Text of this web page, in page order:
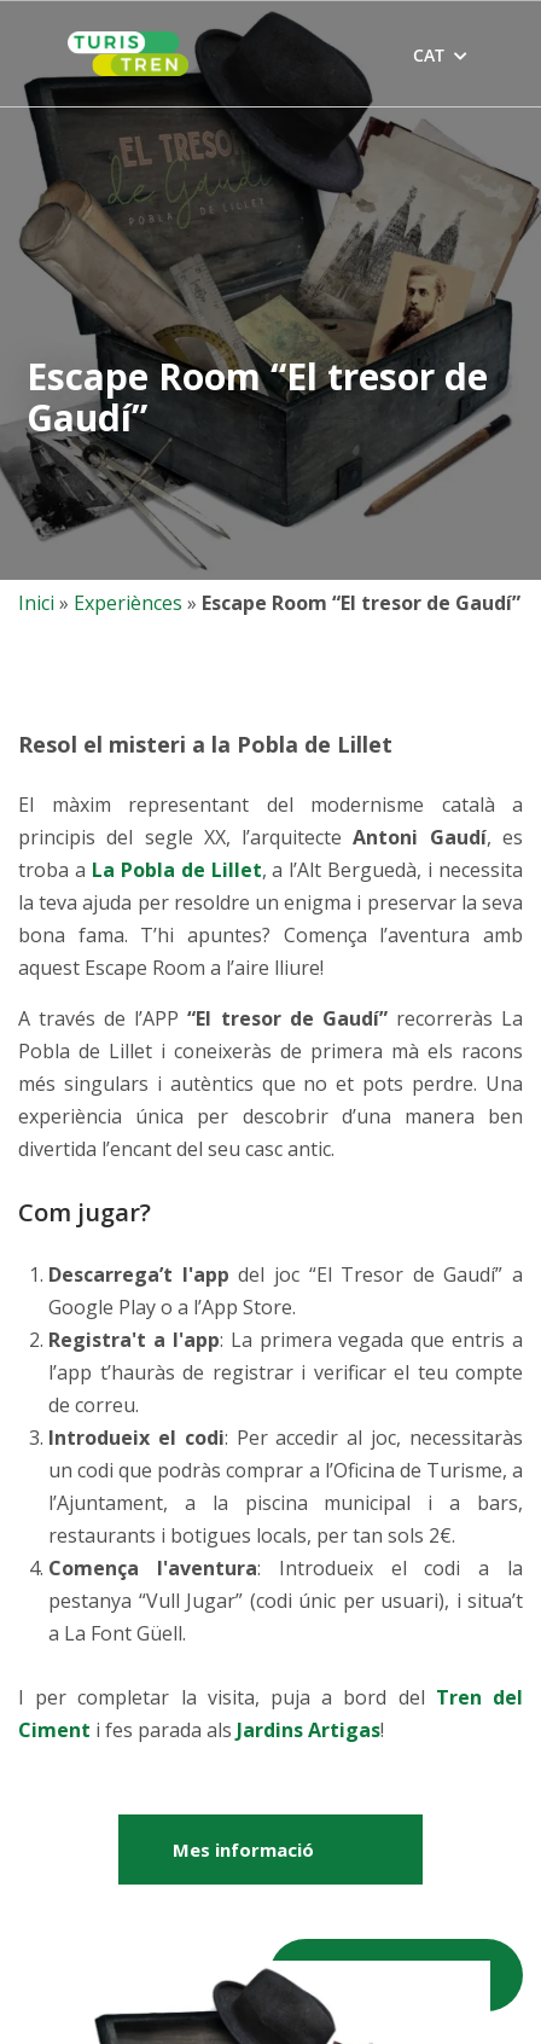
content
CAT
Inici » Experiènces » Escape Room “El tresor de Gaudí”
Escape Room “El tresor de
Gaudí”
Resol el misteri a la Pobla de Lillet
El màxim representant del modernisme català a
principis del segle XX, l’arquitecteAntoni Gaudí, es
troba a La Pobla de Lillet, a l’Alt Berguedà, i necessita
la teva ajuda per resoldre un enigma i preservar la seva
bona fama. T’hi apuntes? Comença l’aventura amb
aquest Escape Room a l’aire lliure!
A través de l’APP“El tresor de Gaudí”recorreràs La
Pobla de Lillet i coneixeràs de primera mà els racons
més singulars i autèntics que no et pots perdre. Una
experiència única per descobrir d’una manera ben
divertida l’encant del seu casc antic.
Com jugar?
Descarrega’t l'app del joc “El Tresor de Gaudí” a
Google Play o a l’App Store.
Registra't a l'app: La primera vegada que entris a
l’app t’hauràs de registrar i verificar el teu compte
de correu.
Introdueix el codi: Per accedir al joc, necessitaràs
un codi que podràs comprar a l’Oficina de Turisme, a
l’Ajuntament, a la piscina municipal i a bars,
restaurants i botigues locals, per tan sols 2€.
Comença l'aventura: Introdueix el codi a la
pestanya “Vull Jugar” (codi únic per usuari), i situa’t
a La Font Güell.
I per completar la visita, puja a bord del Tren del
Ciment i fes parada als Jardins Artigas!
Mes informació